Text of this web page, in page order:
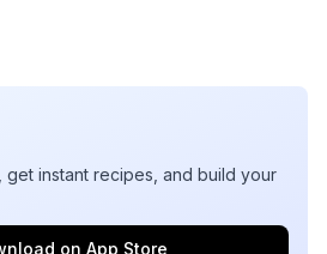
get instant recipes, and build your
on App Store